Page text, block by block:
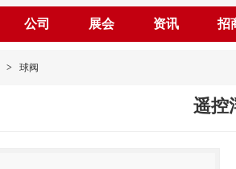
公司 展会 资讯 招
> 球阀
遥控